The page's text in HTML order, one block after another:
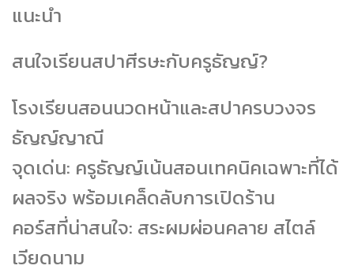
แนะนำ
สนใจเรียนสปาศีรษะกับครูธัญญ์?
โรงเรียนสอนนวดหน้าและสปาครบวงจร
ธัญญ์ญาณี
จุดเด่น: ครูธัญญ์เน้นสอนเทคนิคเฉพาะที่ได้
ผลจริง พร้อมเคล็ดลับการเปิดร้าน
คอร์สที่น่าสนใจ: สระผมผ่อนคลาย สไตล์
เวียดนาม